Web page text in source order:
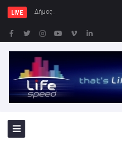
LIVE Δήμος Πειραιά : Συγκέντρωση